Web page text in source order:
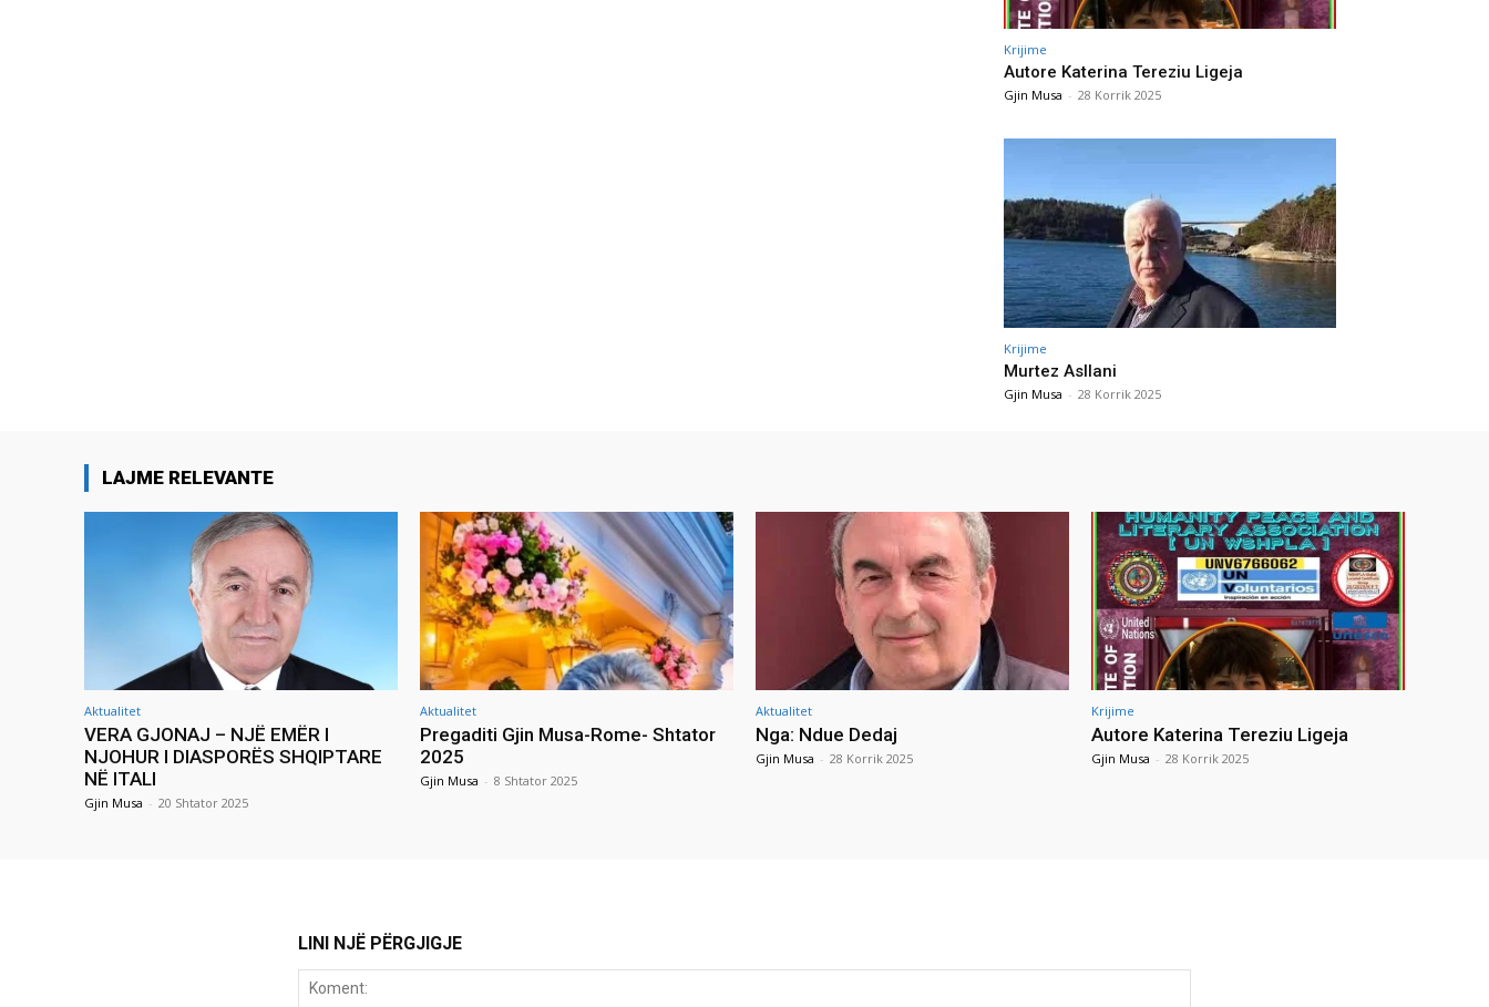
Krijime
Autore Katerina Tereziu Ligeja
Gjin Musa - 28 Korrik 2025
Krijime
Murtez Asllani
Gjin Musa - 28 Korrik 2025
LAJME RELEVANTE
Aktualitet
VERA GJONAJ – NJË EMËR I
NJOHUR I DIASPORËS SHQIPTARE
NË ITALI
Gjin Musa - 20 Shtator 2025
Aktualitet
Pregaditi Gjin Musa-Rome- Shtator
2025
Gjin Musa - 8 Shtator 2025
Aktualitet
Nga: Ndue Dedaj
Gjin Musa - 28 Korrik 2025
Krijime
Autore Katerina Tereziu Ligeja
Gjin Musa - 28 Korrik 2025
LINI NJË PËRGJIGJE